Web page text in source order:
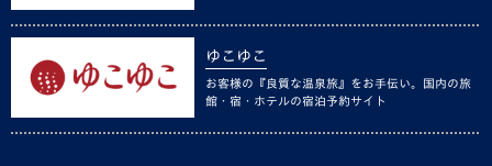
ゆこゆこ
お客様の『良質な温泉旅』をお手伝い。国内の旅
館・宿・ホテルの宿泊予約サイト